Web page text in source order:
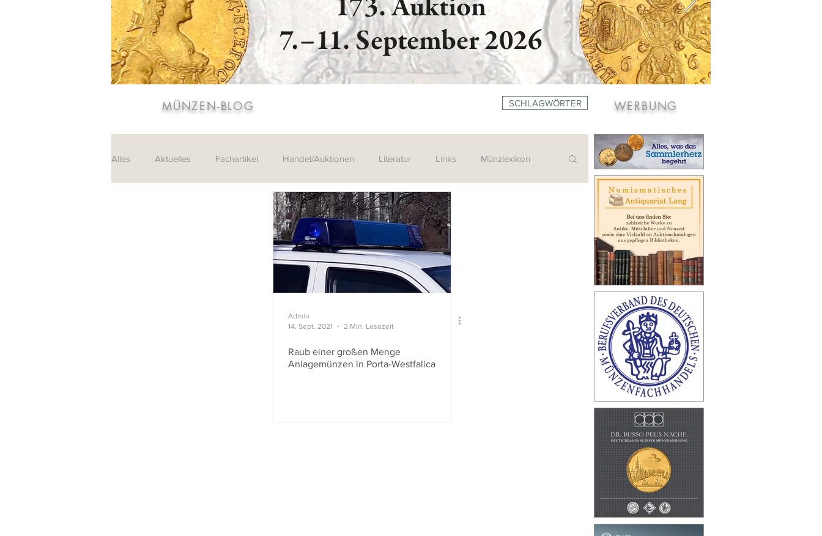
MÜNZEN-BLOG SCHLAGWÖRTER WERBUNG
Alles Aktuelles Fachartikel Handel/Auktionen Literatur Links Münzlexikon
Admin
14. Sept. 2021
2 Min. Lesezeit
Raub einer großen Menge
Anlagemünzen in Porta-Westfalica